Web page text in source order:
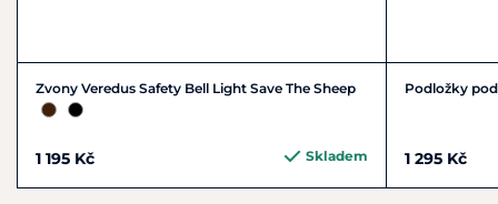
Zvony Veredus Safety Bell Light Save The Sheep
1 195 Kč Skladem
Podložky
1 295 Kč